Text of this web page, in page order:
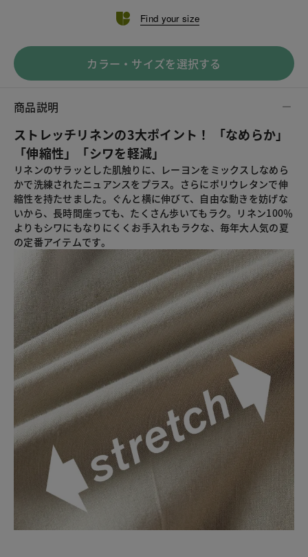
Find your size
カラー・サイズを選択する
商品説明
ストレッチリネンの3大ポイント！ 「なめらか」
「伸縮性」「シワを軽減」
リネンのサラッとした肌触りに、レーヨンをミックスしなめら
かで洗練されたニュアンスをプラス。さらにポリウレタンで伸
縮性を持たせました。ぐんと横に伸びて、自由な動きを妨げな
いから、長時間座っても、たくさん歩いてもラク。リネン100％
よりもシワにもなりにくくお手入れもラクな、毎年大人気の夏
の定番アイテムです。